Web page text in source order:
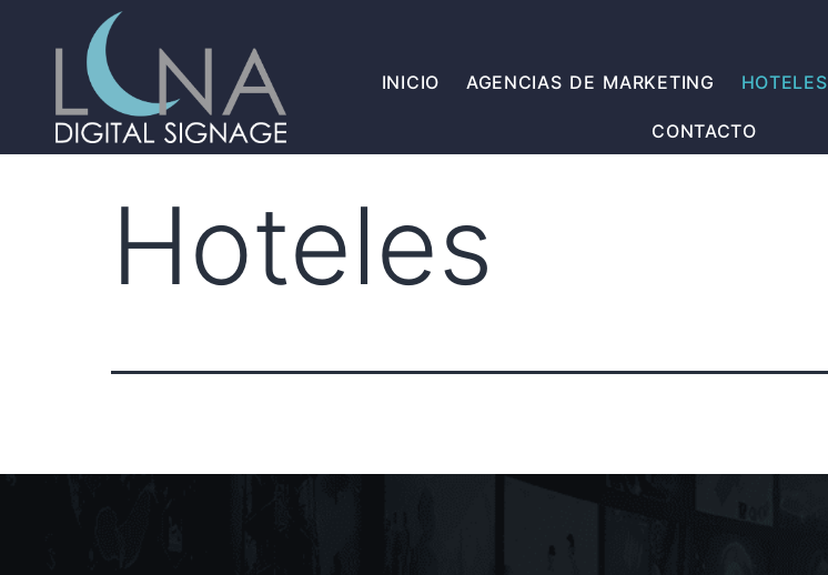
INICIO AGENCIAS DE MARKETING HOTELES
CONTACTO
Hoteles